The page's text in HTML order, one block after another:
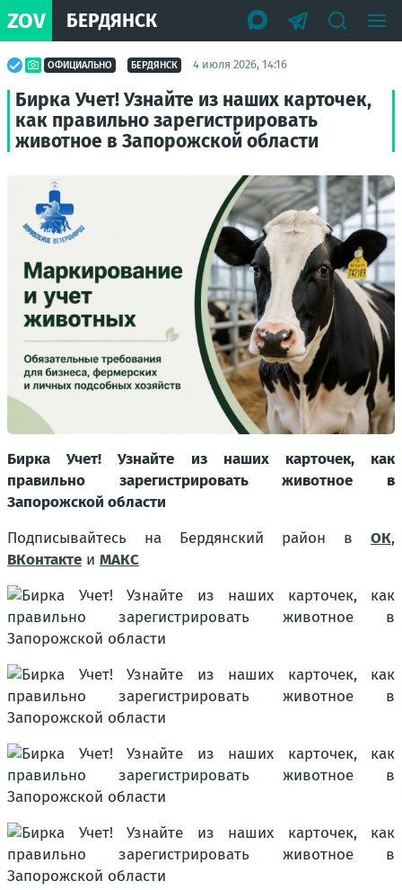
ZOV БЕРДЯНСК
ОФИЦИАЛЬНО БЕРДЯНСК 4 июля 2026, 14:16
Бирка Учет! Узнайте из наших карточек,
как правильно зарегистрировать
животное в Запорожской области
Бирка Учет! Узнайте из наших карточек, как
правильно зарегистрировать животное в
Запорожской области
Подписывайтесь на Бердянский район в ОК,
ВКонтакте и МАКС